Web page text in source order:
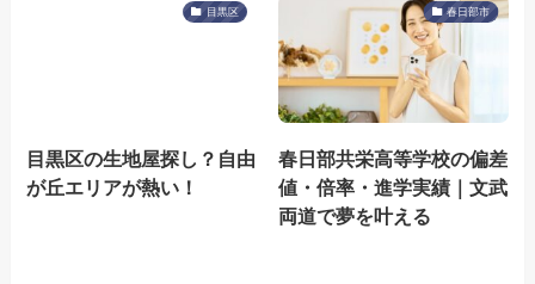
目黒区
目黒区の生地屋探し？自由
が丘エリアが熱い！
春日部市
春日部共栄高等学校の偏差
値・倍率・進学実績｜文武
両道で夢を叶える